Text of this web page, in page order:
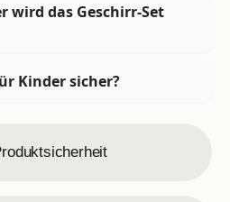
wird das Geschirr-Set
Kinder sicher?